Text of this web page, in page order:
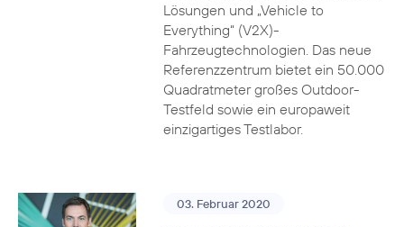
Lösungen und „Vehicle to
Everything“ (V2X)-
Fahrzeugtechnologien. Das neue
Referenzzentrum bietet ein 50.000
Quadratmeter großes Outdoor-
Testfeld sowie ein europaweit
einzigartiges Testlabor.
03. Februar 2020